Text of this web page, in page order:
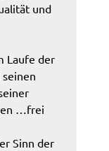
und
Laufe der
…frei
Sinn der